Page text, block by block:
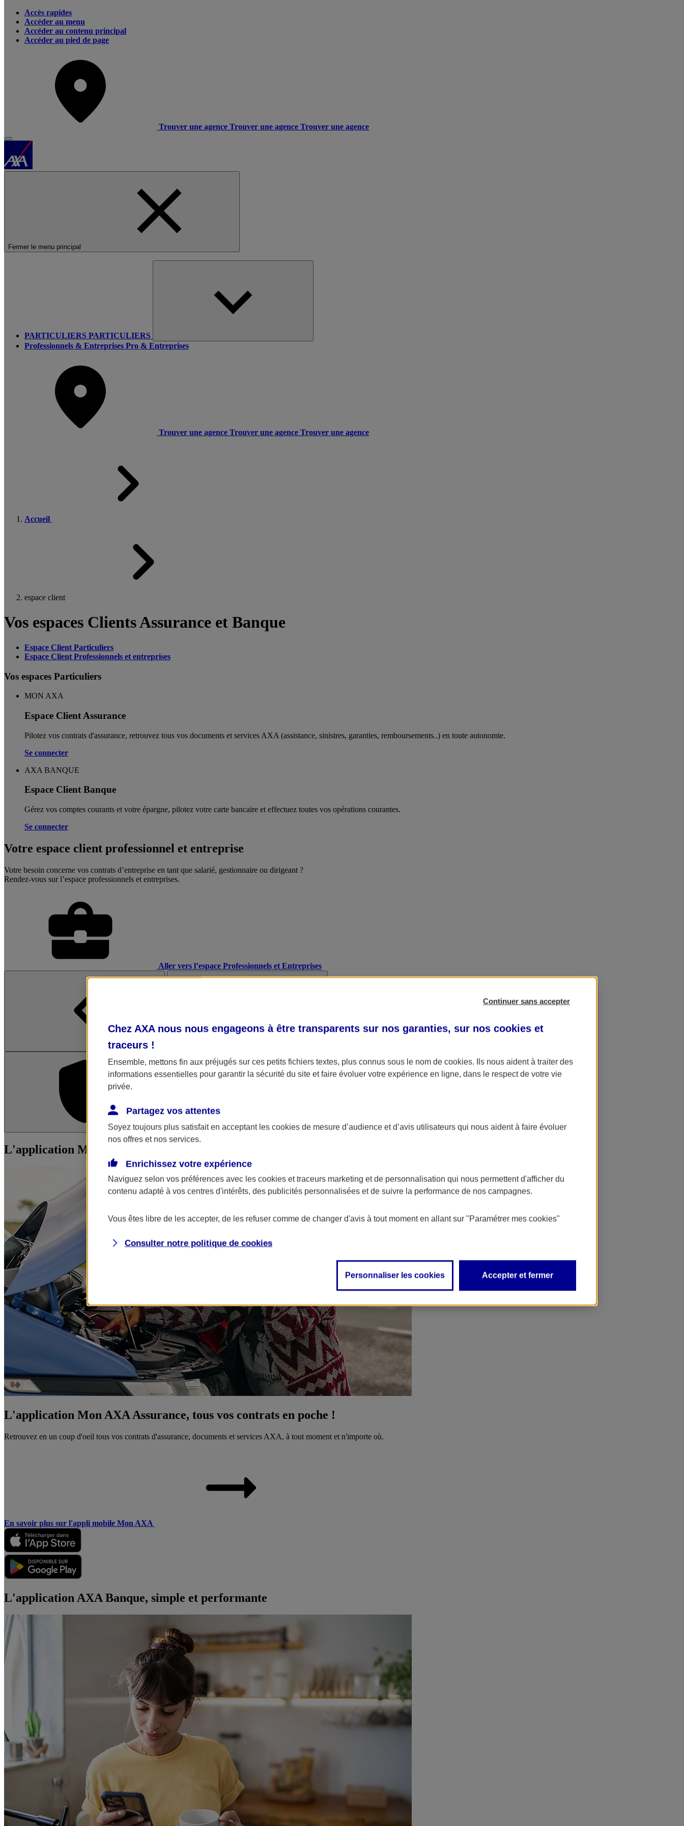
Accès rapides
Accéder au menu
Accéder au contenu principal
Accéder au pied de page
Trouver une agence Trouver une agence Trouver une agence
Fermer le menu principal
PARTICULIERS PARTICULIERS
Professionnels & Entreprises Pro & Entreprises
Trouver une agence Trouver une agence Trouver une agence
Accueil
espace client
Vos espaces Clients Assurance et Banque
Espace Client Particuliers
Espace Client Professionnels et entreprises
Vos espaces Particuliers
MON AXA
Espace Client Assurance
Pilotez vos contrats d'assurance, retrouvez tous vos documents et services AXA (assistance, sinistres, garanties, remboursements..) en toute autonomie. ​
Se connecter
AXA BANQUE
Espace Client Banque
Gérez vos comptes courants et votre épargne, pilotez votre carte bancaire et effectuez toutes vos opérations courantes.
Se connecter
Votre espace client professionnel et entreprise
Votre besoin concerne vos contrats d’entreprise en tant que salarié, gestionnaire ou dirigeant ?
Rendez-vous sur l’espace professionnels et entreprises.
Aller vers l’espace Professionnels et Entreprises
L'application Mon AXA Assurance L'application AXA Banque
L'application Mon AXA Assurance, tous vos contrats en poche !
L'application Mon AXA Assurance, tous vos contrats en poche !
Retrouvez en un coup d'oeil tous vos contrats d'assurance, documents et services AXA, à tout moment et n'importe où.
En savoir plus sur l'appli mobile Mon AXA
L'application AXA Banque, simple et performante
Continuer sans accepter
Chez AXA nous nous engageons à être transparents sur nos garanties, sur nos cookies et
traceurs !
Ensemble, mettons fin aux préjugés sur ces petits fichiers textes, plus connus sous le nom de cookies. Ils nous aident à traiter des
informations essentielles pour garantir la sécurité du site et faire évoluer votre expérience en ligne, dans le respect de votre vie
privée.
Partagez vos attentes
Soyez toujours plus satisfait en acceptant les cookies de mesure d’audience et d’avis utilisateurs qui nous aident à faire évoluer
nos offres et nos services.
Enrichissez votre expérience
Naviguez selon vos préférences avec les cookies et traceurs marketing et de personnalisation qui nous permettent d'afficher du
contenu adapté à vos centres d'intérêts, des publicités personnalisées et de suivre la performance de nos campagnes.
Vous êtes libre de les accepter, de les refuser comme de changer d'avis à tout moment en allant sur "Paramétrer mes cookies"
Consulter notre politique de cookies
Personnaliser les cookies Accepter et fermer